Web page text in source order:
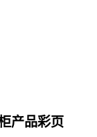
产品彩页